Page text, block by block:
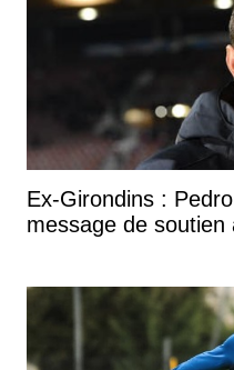
Ex-Girondins :
message de soutien